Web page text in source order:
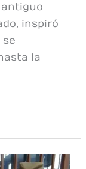
antiguo
inspiró
la